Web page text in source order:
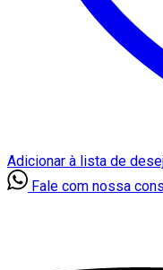
Adicionar à lista de
Fale com nossa